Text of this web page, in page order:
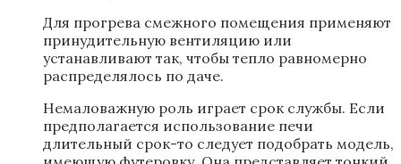
Для прогрева смежного помещения применяют
принудительную вентиляцию или
устанавливают так, чтобы тепло равномерно
распределялось по даче.
Немаловажную роль играет срок службы. Если
предполагается использование печи
длительный срок-то следует подобрать модель,